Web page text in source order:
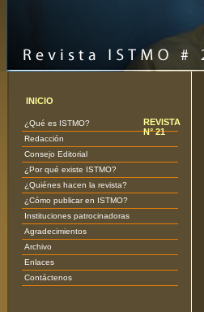
INICIO
¿Qué es ISTMO?
Redacción
Consejo Editorial
¿Por qué existe ISTMO?
¿Quiénes hacen la revista?
¿Cómo publicar en ISTMO?
Instituciones patrocinadoras
Agradecimientos
Archivo
Enlaces
Contáctenos
REVISTA
N° 21